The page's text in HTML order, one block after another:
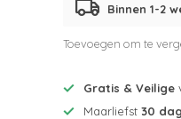
Binnen 1-2
Toevoegen om te
Gratis & Veilige
Maarliefst30